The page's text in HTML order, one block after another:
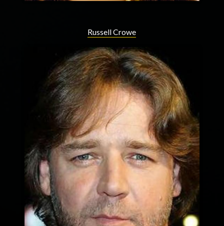
Russell Crowe